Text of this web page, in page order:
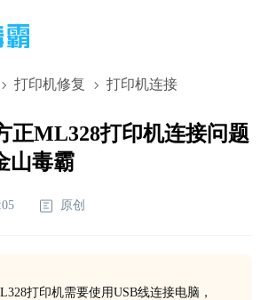
打印机修复 打印机连接
正ML328打印机连接问题
山毒霸
原创
打印机需要使用USB线连接电脑，